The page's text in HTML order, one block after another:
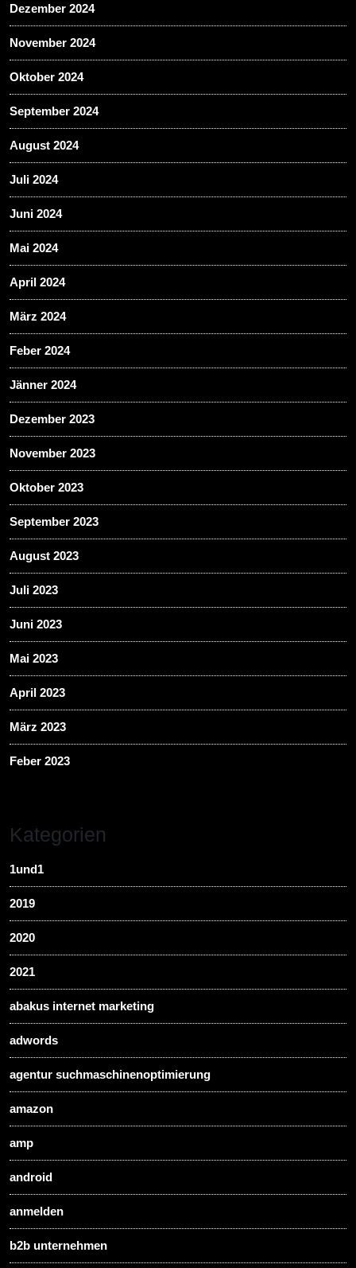
Dezember 2024
November 2024
Oktober 2024
September 2024
August 2024
Juli 2024
Juni 2024
Mai 2024
April 2024
März 2024
Feber 2024
Jänner 2024
Dezember 2023
November 2023
Oktober 2023
September 2023
August 2023
Juli 2023
Juni 2023
Mai 2023
April 2023
März 2023
Feber 2023
Kategorien
1und1
2019
2020
2021
abakus internet marketing
adwords
agentur suchmaschinenoptimierung
amazon
amp
android
anmelden
b2b unternehmen